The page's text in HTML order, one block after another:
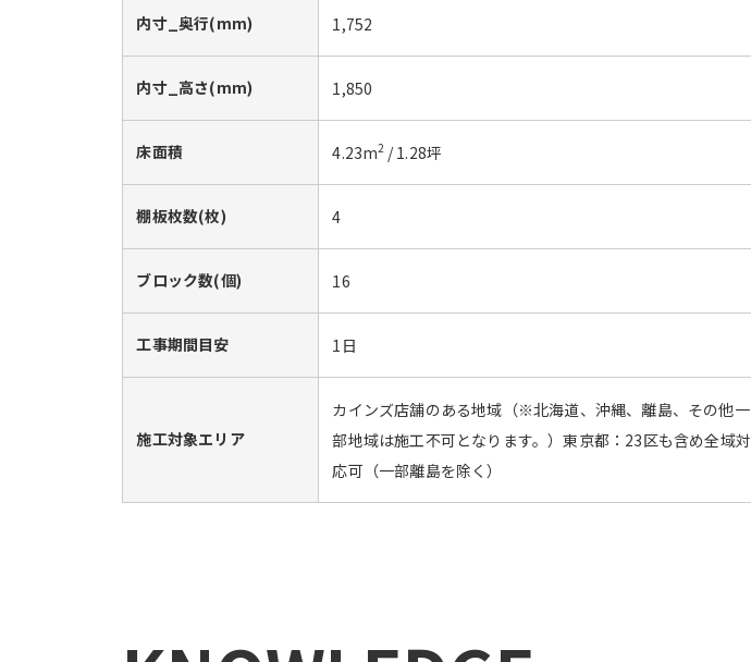
内寸_奥行(mm) 1,752
内寸_高さ(mm) 1,850
床面積 4.23m2/1.28坪
棚板枚数(枚) 4
ブロック数(個) 16
工事期間目安 1日
施工対象エリア
カインズ店舗のある地域（※北海道、沖縄、離島、その他一
部地域は施工不可となります。）東京都：23区も含め全域対
応可（一部離島を除く）